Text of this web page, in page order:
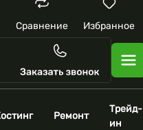
Сравнение Избранное
Ремонт
Трейд-
ин